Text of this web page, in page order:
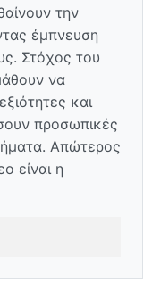
την
έμπνευση
Στόχος του
να
και
προσωπικές
Απώτερος
είναι η